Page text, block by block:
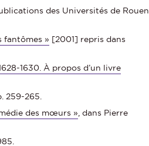
des Universités de Rouen
fantômes » [2001] repris dans
1630. À propos d’un livre
259-265.
des mœurs » , dans Pierre